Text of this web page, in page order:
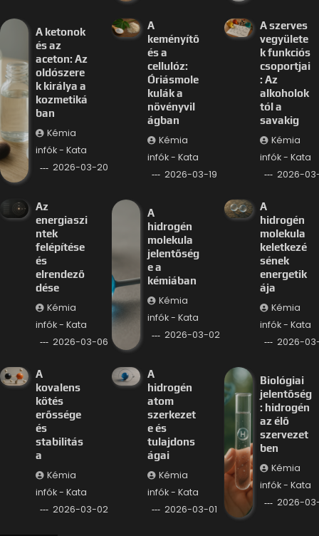
A ketonok
és az
aceton: Az
oldószere
k királya a
kozmetiká
ban
Kémia
infók - Kata
2026-03-20
A
keményítő
és a
cellulóz:
Óriásmole
kulák a
növényvil
ágban
Kémia
infók - Kata
2026-03-19
A szerves
vegyülete
k funkciós
csoportjai
: Az
alkoholok
tól a
savakig
Kémia
infók - Kata
2026-
Az
energiaszi
ntek
felépítése
és
elrendező
dése
Kémia
infók - Kata
2026-03-06
A
hidrogén
molekula
jelentőség
e a
kémiában
Kémia
infók - Kata
2026-03-02
A
hidrogén
molekula
keletkezé
sének
energetik
ája
Kémia
infók - Kata
2026-
A
kovalens
kötés
erőssége
és
stabilitás
a
Kémia
infók - Kata
2026-03-02
A
hidrogén
atom
szerkezet
e és
tulajdons
ágai
Kémia
infók - Kata
2026-03-01
Biológiai
jelentőség
: hidrogén
az élő
szervezet
ben
Kémia
infók - Kata
2026-